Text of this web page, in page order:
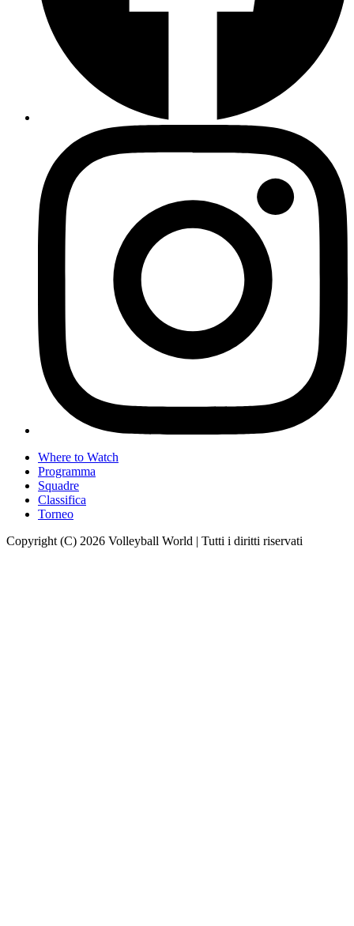
Where to Watch
Programma
Squadre
Classifica
Torneo
Copyright (C) 2026 Volleyball World | Tutti i diritti riservati